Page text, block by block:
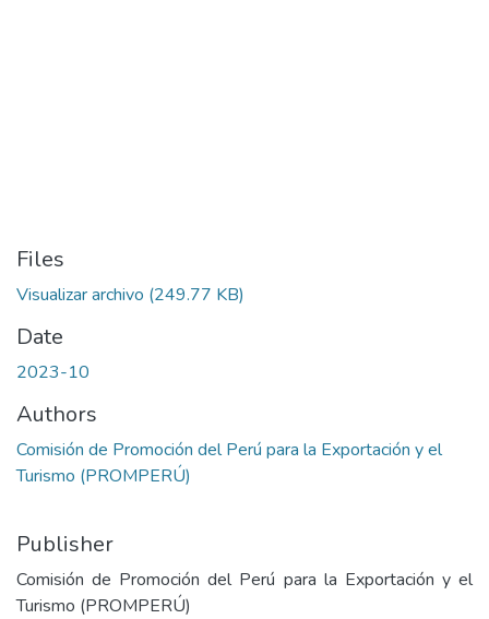
Files
Visualizar archivo (249.77 KB)
Date
2023-10
Authors
Comisión de Promoción del Perú para la Exportación y el
Turismo (PROMPERÚ)
Publisher
Comisión de Promoción del Perú para la Exportación y el
Turismo (PROMPERÚ)